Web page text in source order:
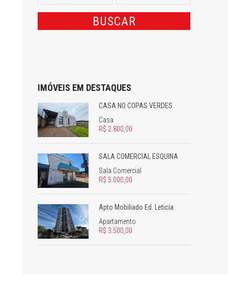
IMÓVEIS EM DESTAQUES
CASA NO COPAS VERDES
Casa
R$ 2.800,00
SALA COMERCIAL ESQUINA
Sala Comercial
R$ 5.000,00
Apto Mobiliado Ed. Leticia
Apartamento
R$ 3.500,00